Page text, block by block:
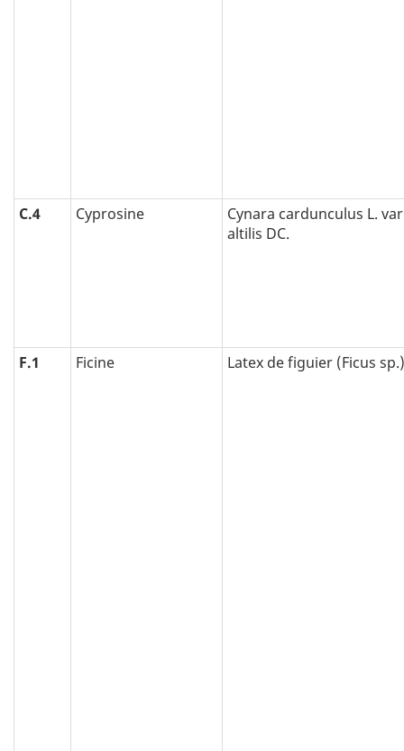
C.4 Cyprosine
Cynara cardunculus L.
altilis DC.
F.1 Ficine Latex de figuier (Ficus sp.)